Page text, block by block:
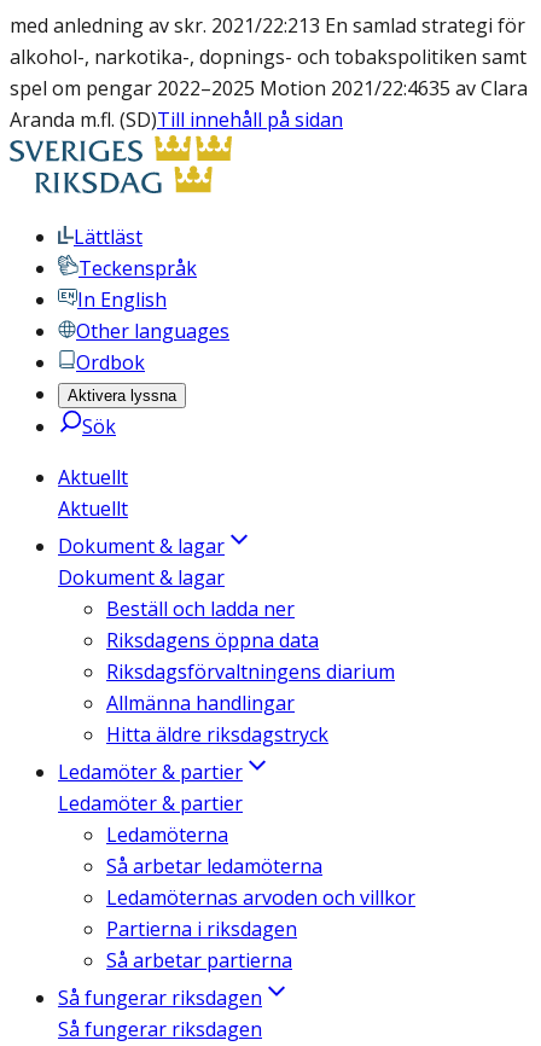
med anledning av skr. 2021/22:213 En samlad strategi för
alkohol-, narkotika-, dopnings- och tobakspolitiken samt
spel om pengar 2022–2025 Motion 2021/22:4635 av Clara
Aranda m.fl. (SD)Till innehåll på sidan
Lättläst
Teckenspråk
In English
Other languages
Ordbok
Aktivera lyssna
Sök
Aktuellt
Aktuellt
Dokument & lagar
Dokument & lagar
Beställ och ladda ner
Riksdagens öppna data
Riksdagsförvaltningens diarium
Allmänna handlingar
Hitta äldre riksdagstryck
Ledamöter & partier
Ledamöter & partier
Ledamöterna
Så arbetar ledamöterna
Ledamöternas arvoden och villkor
Partierna i riksdagen
Så arbetar partierna
Så fungerar riksdagen
Så fungerar riksdagen